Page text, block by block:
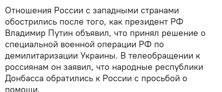
Отношения России с западными странами
обострились после того, как президент РФ
Владимир Путин объявил, что принял решение о
специальной военной операции РФ по
демилитаризации Украины. В телеобращении к
россиянам он заявил, что народные республики
Донбасса обратились к России с просьбой о
помощи.